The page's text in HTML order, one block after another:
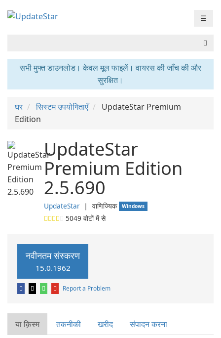
☰
सभी मुफ्त डाउनलोड। केवल मूल फाइलें। वायरस की जाँच की और
सुरक्षित।
घर सिस्टम उपयोगिताएँ
UpdateStar Premium
Edition
UpdateStar
Premium Edition
2.5.690
UpdateStar ❘ वाणिज्यिक Windows
5049 वोटों में से
नवीनतम संस्करण
15.0.1962
Report a Problem
या क़िस्‍म तकनीकी खरीद संपादन करना